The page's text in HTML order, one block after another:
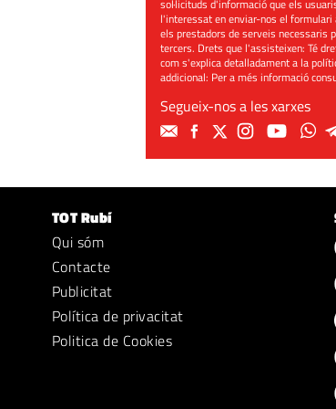
sol·licituds d'informació que els
l'interessat en enviar-nos el
els prestadors de serveis necessaris
tercers. Drets que l'assisteixen: Té
com s'explica detalladament a la
addicional: Per a més informació
Segueix-nos a les xarxes
TOT Rubí
Qui sóm
Contacte
Publicitat
Política de privacitat
Politica de Cookies